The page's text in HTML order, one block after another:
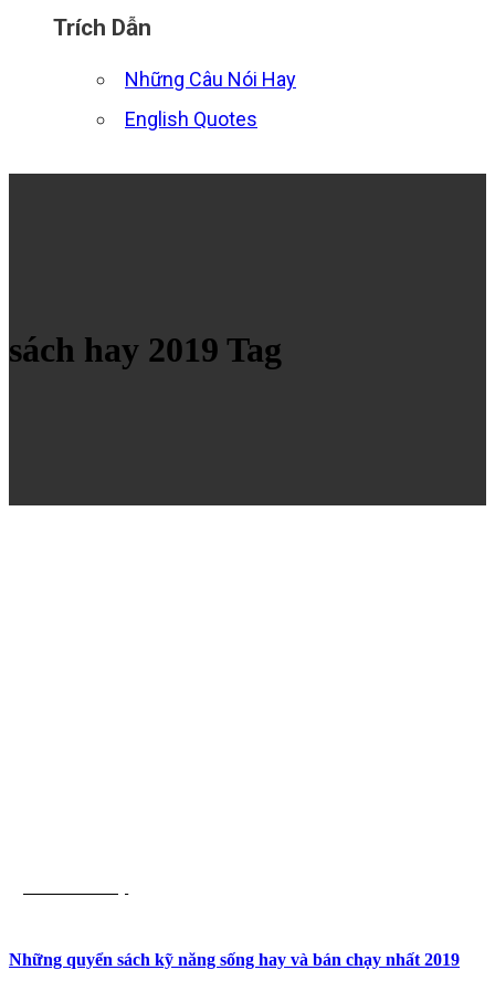
Trích Dẫn
Những Câu Nói Hay
English Quotes
sách hay 2019 Tag
Những quyển sách kỹ năng sống hay và bán chạy nhất 2019